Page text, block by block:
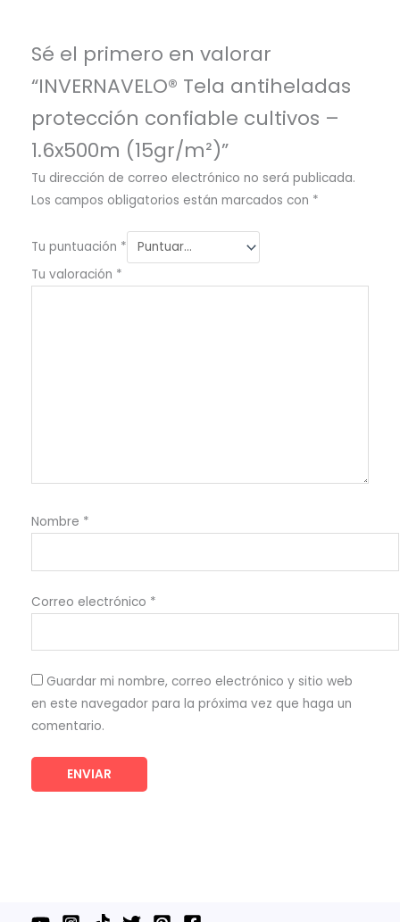
Sé el primero en valorar
“INVERNAVELO® Tela antiheladas
protección confiable cultivos –
1.6x500m (15gr/m²)”
Tu dirección de correo electrónico no será publicada.
Los campos obligatorios están marcados con *
Tu puntuación *
Tu valoración *
Nombre *
Correo electrónico *
Guardar mi nombre, correo electrónico y sitio web
en este navegador para la próxima vez que haga un
comentario.